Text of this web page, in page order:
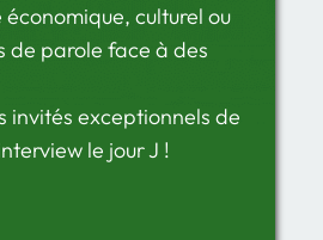
culturel ou
de parole face à des
invités exceptionnels de
le jour J !